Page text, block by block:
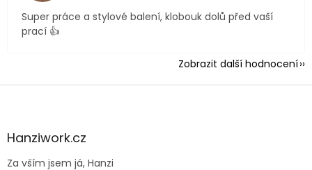
Super práce a stylové balení, klobouk dolů před vaší
prací 👍
Zobrazit další hodnocení
Z
aHanziwork.cz
Za vším jsem já, Hanzi